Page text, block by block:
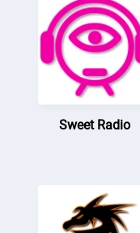
Sweet Radio